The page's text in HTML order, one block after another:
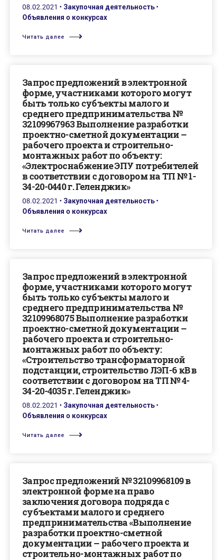
08.02.2021 • Закупочная деятельность •
Объявления о конкурсах
Читать далее
Запрос предложений в электронной
форме, участниками которого могут
быть только субъекты малого и
среднего предпринимательства №
32109967963 Выполнение разработки
проектно-сметной документации –
рабочего проекта и строительно-
монтажных работ по объекту:
«Электроснабжение ЭПУ потребителей
в соответствии с договором на ТП № 1-
34-20-0440 г. Геленджик»
08.02.2021 • Закупочная деятельность •
Объявления о конкурсах
Читать далее
Запрос предложений в электронной
форме, участниками которого могут
быть только субъекты малого и
среднего предпринимательства №
32109968075 Выполнение разработки
проектно-сметной документации –
рабочего проекта и строительно-
монтажных работ по объекту:
«Строительство трансформаторной
подстанции, строительство ЛЭП-6 кВ в
соответствии с договором на ТП № 4-
34-20-4035 г. Геленджик»
08.02.2021 • Закупочная деятельность •
Объявления о конкурсах
Читать далее
Запрос предложений № 32109968109 в
электронной форме на право
заключения договора подряда с
субъектами малого и среднего
предпринимательства «Выполнение
разработки проектно-сметной
документации – рабочего проекта и
строительно-монтажных работ по